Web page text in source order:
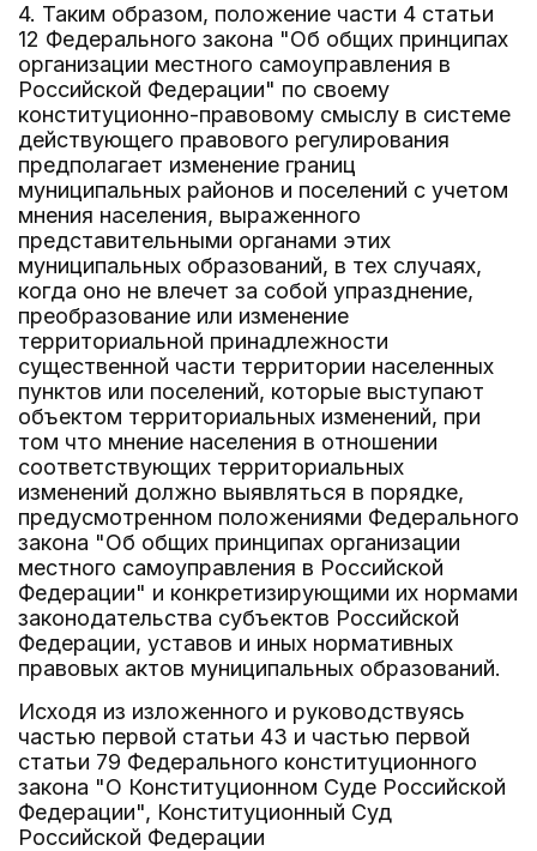
4. Таким образом, положение части 4 статьи
12 Федерального закона "Об общих принципах
организации местного самоуправления в
Российской Федерации" по своему
конституционно-правовому смыслу в системе
действующего правового регулирования
предполагает изменение границ
муниципальных районов и поселений с учетом
мнения населения, выраженного
представительными органами этих
муниципальных образований, в тех случаях,
когда оно не влечет за собой упразднение,
преобразование или изменение
территориальной принадлежности
существенной части территории населенных
пунктов или поселений, которые выступают
объектом территориальных изменений, при
том что мнение населения в отношении
соответствующих территориальных
изменений должно выявляться в порядке,
предусмотренном положениями Федерального
закона "Об общих принципах организации
местного самоуправления в Российской
Федерации" и конкретизирующими их нормами
законодательства субъектов Российской
Федерации, уставов и иных нормативных
правовых актов муниципальных образований.
Исходя из изложенного и руководствуясь
частью первой статьи 43 и частью первой
статьи 79 Федерального конституционного
закона "О Конституционном Суде Российской
Федерации", Конституционный Суд
Российской Федерации